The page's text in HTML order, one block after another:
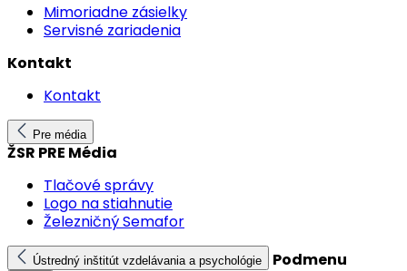
Mimoriadne zásielky
Servisné zariadenia
Kontakt
Kontakt
Pre média
ŽSR PRE Média
Tlačové správy
Logo na stiahnutie
Železničný Semafor
Ústredný inštitút vzdelávania a psychológie Podmenu